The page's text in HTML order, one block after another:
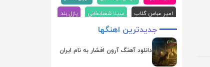
امیر عباس گلاب
سینا شعبانخانی
پازل بند
علیرضا قربانی
ماکان بند
علی عبدالمالکی
احسان دریادل
محسن ابراهیم زاده
محسن چاوشی
جدیدترین اهنگها
دانلود آهنگ آرون افشار به نام ایران